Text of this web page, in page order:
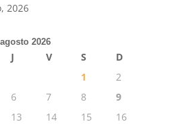
2026
agosto 2026
J V S
D
1
2
6 7 8
9
13 14 15
16